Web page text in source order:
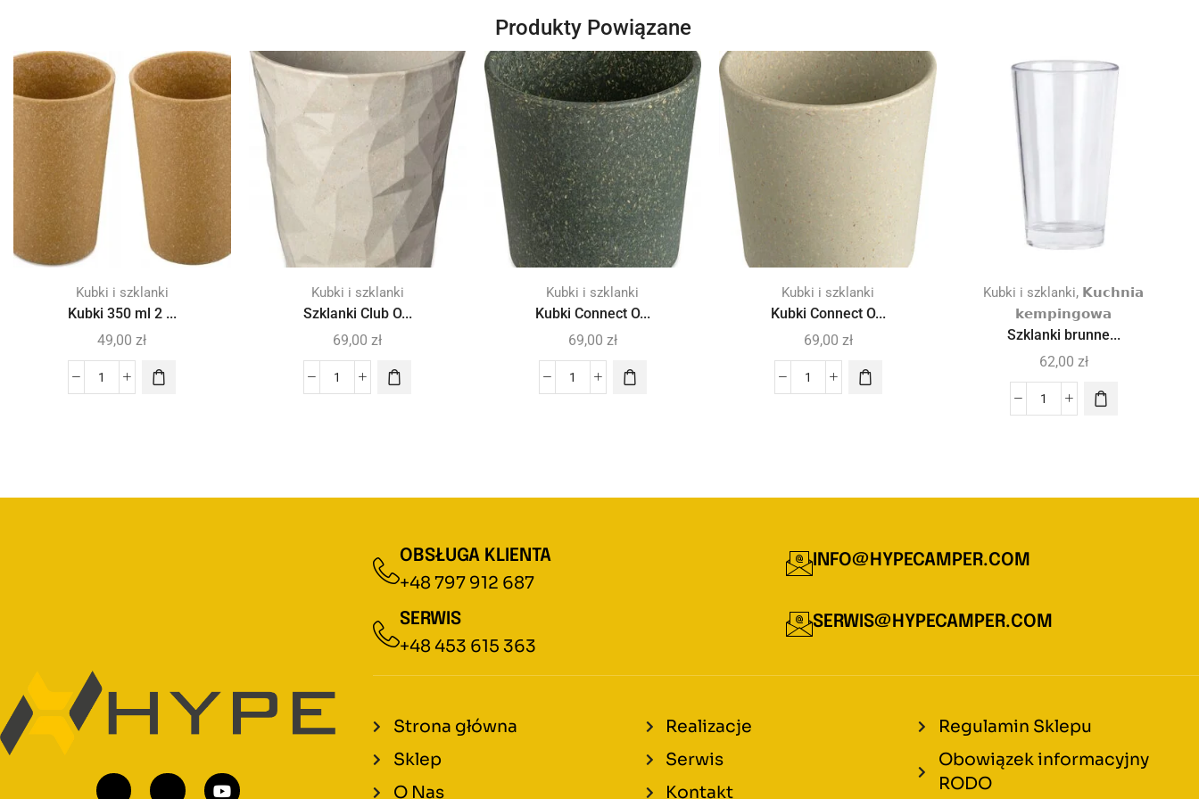
Produkty Powiązane
Kubki i szklanki
Kubki 350 ml 2 ...
49,00zł
Kubki i szklanki
Szklanki Club O...
69,00zł
Kubki i szklanki
Kubki Connect O...
69,00 zł
Kubki i szklanki
Kubki Connect O...
69,00 zł
Kubki i szklanki, 𝗞𝘂𝗰𝗵𝗻𝗶𝗮
𝗸𝗲𝗺𝗽𝗶𝗻𝗴𝗼𝘄𝗮
Szklanki brunne...
62,00 zł
OBSŁUGA KLIENTA
+48 797 912 687
SERWIS
+48 453 615 363
INFO@HYPECAMPER.COM
SERWIS@HYPECAMPER.COM
Strona główna
Sklep
O Nas
Realizacje
Serwis
Kontakt
Regulamin Sklepu
Obowiązek informacyjny
RODO